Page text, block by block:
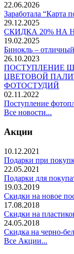
22.06.2026
Заработала “Карта
29.12.2025
СКИДКА 20% НА
19.02.2025
Бинокль –
26.10.2023
ПОСТУПЛЕНИЕ
ЦВЕТОВОЙ
ФОТОСТУДИЙ
02.11.2022
Поступление
Все новости...
Акции
10.12.2021
Подарки при
22.05.2021
Подарки для
19.03.2019
Скидки на новое
17.08.2018
Скидки на
24.05.2018
Скидка на черно-
Все Акции...